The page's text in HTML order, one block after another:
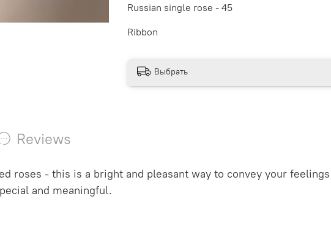
Russian single rose - 45
Ribbon
Выбрать
Reviews
roses - this is a bright and pleasant way to convey your
and meaningful.